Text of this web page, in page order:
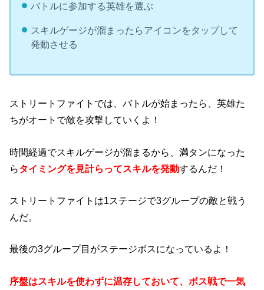
バトルに参加する英雄を選ぶ
スキルゲージが溜まったらアイコンをタップして
発動させる
ストリートファイトでは、バトルが始まったら、英雄た
ちがオートで敵を攻撃していくよ！
時間経過でスキルゲージが溜まるから、満タンになった
らタイミングを見計らってスキルを発動するんだ！
ストリートファイトは1ステージで3グループの敵と戦う
んだ。
最後の3グループ目がステージボスになっているよ！
序盤はスキルを使わずに温存しておいて、ボス戦で一気